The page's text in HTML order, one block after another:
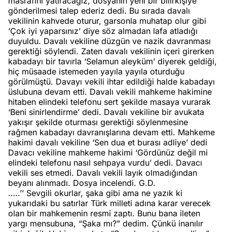
gönderilmesi talep ederiz dedi. Bu sırada davalı
vekilinin kahvede oturur, garsonla muhatap olur gibi
‘Çok iyi yaparsınız’ diye söz almadan lafa atladığı
duyuldu. Davalı vekiline düzgün ve nazik davranması
gerektiği söylendi. Zaten davalı vekilinin içeri girerken
kabadayı bir tavırla ‘Selamun aleyküm’ diyerek geldiği,
hiç müsaade istemeden yayıla yayıla oturduğu
görülmüştü. Davayı vekili ihtar edildiği halde kabadayı
üslubuna devam etti. Davalı vekili mahkeme hakimine
hitaben elindeki telefonu sert şekilde masaya vurarak
‘Beni sinirlendirme’ dedi. Davalı vekiline bir avukata
yakışır şekilde oturması gerektiği söylenmesine
rağmen kabadayı davranışlarına devam etti. Mahkeme
hakimi davalı vekiline ‘Sen dua et burası adliye’ dedi
Davacı vekiline mahkeme hakimi ‘Gördünüz değil mi
elindeki telefonu nasıl sehpaya vurdu’ dedi. Davacı
vekili ses etmedi. Davalı vekili layık olmadığından
beyanı alınmadı. Dosya incelendi. G.D.
…..’’ Sevgili okurlar, şaka gibi ama ne yazık ki
yukarıdaki bu satırlar Türk milleti adına karar verecek
olan bir mahkemenin resmi zaptı. Bunu bana ileten
yargı mensubuna, “Şaka mı?” dedim. Çünkü inanılır